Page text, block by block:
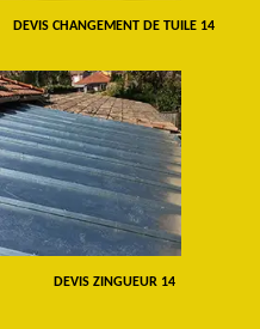
DEVIS CHANGEMENT DE TUILE 14
DEVIS ZINGUEUR 14